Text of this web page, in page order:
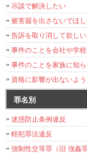
示談で解決したい
被害届を出さないでほ
告訴を取り消して欲し
事件のことを会社や学
事件のことを家族に知
資格に影響が出ないよ
罪名別
迷惑防止条例違反
軽犯罪法違反
強制性交等罪（旧 強姦罪